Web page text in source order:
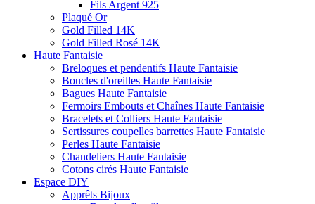
Fils Argent 925
Plaqué Or
Gold Filled 14K
Gold Filled Rosé 14K
Haute Fantaisie
Breloques et pendentifs Haute Fantaisie
Boucles d'oreilles Haute Fantaisie
Bagues Haute Fantaisie
Fermoirs Embouts et Chaînes Haute Fantaisie
Bracelets et Colliers Haute Fantaisie
Sertissures coupelles barrettes Haute Fantaisie
Perles Haute Fantaisie
Chandeliers Haute Fantaisie
Cotons cirés Haute Fantaisie
Espace DIY
Apprêts Bijoux